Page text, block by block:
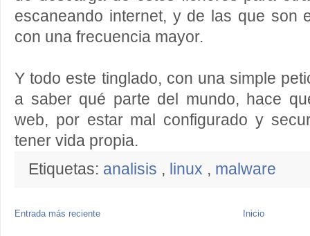
escaneando internet, y de las que son
con una frecuencia mayor.
Y todo este tinglado, con una simple
a saber qué parte del mundo, hace
web, por estar mal configurado y
tener vida propia.
Etiquetas: analisis , linux , malware
Entrada más reciente Inicio